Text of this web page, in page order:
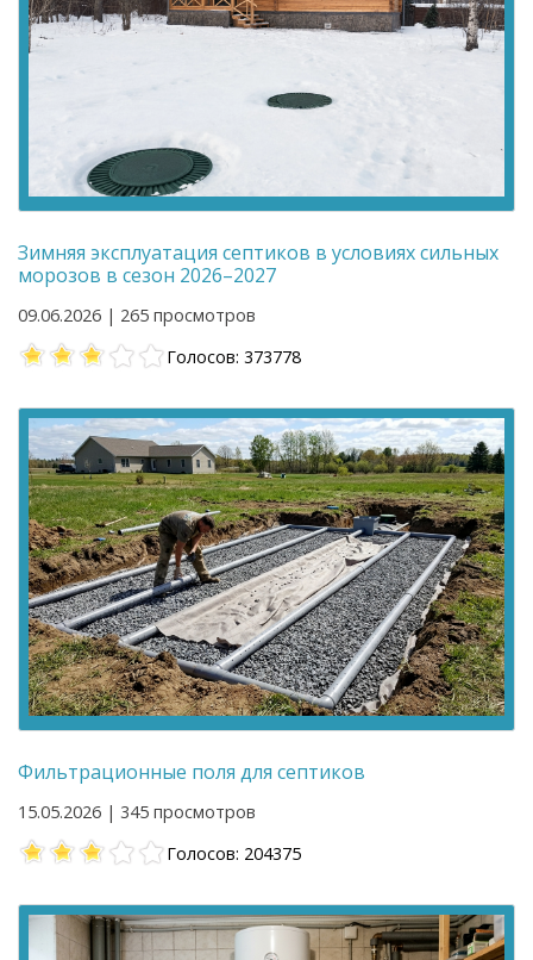
Зимняя эксплуатация септиков в условиях сильных
морозов в сезон 2026–2027
09.06.2026 | 265 просмотров
Голосов: 373778
Фильтрационные поля для септиков
15.05.2026 | 345 просмотров
Голосов: 204375